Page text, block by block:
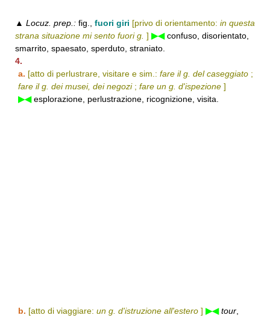
▲ Locuz. prep.: fig., fuori giri [privo di orientamento: in questa
strana situazione mi sento fuori g. ] ▶◀confuso, disorientato,
smarrito, spaesato, sperduto, straniato.
4.
a. [atto di perlustrare, visitare e sim.: fare il g. del caseggiato ;
fare il g. dei musei, dei negozi; fare un g. d'ispezione ]
▶◀esplorazione, perlustrazione, ricognizione, visita.
b. [atto di viaggiare: un g. d'istruzione all'estero ] ▶◀ tour